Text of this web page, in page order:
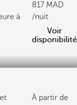
à
817
/nuit
Voir
disponibilité
À partir de